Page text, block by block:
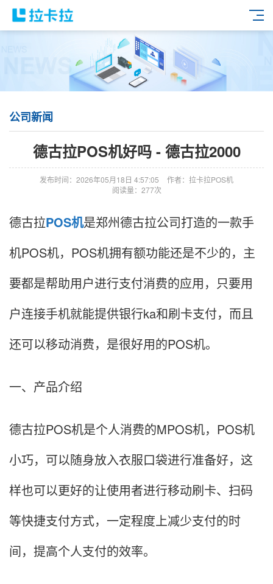
公司新闻
德古拉POS机好吗 - 德古拉2000
发布时间：2026年05月18日 4:57:05
作者：拉卡拉POS机
阅读量：277次
德古拉POS机是郑州德古拉公司打造的一款手
机POS机，POS机拥有额功能还是不少的，主
要都是帮助用户进行支付消费的应用，只要用
户连接手机就能提供银行ka和刷卡支付，而且
还可以移动消费，是很好用的POS机。
一、产品介绍
德古拉POS机是个人消费的MPOS机，POS机
小巧，可以随身放入衣服口袋进行准备好，这
样也可以更好的让使用者进行移动刷卡、扫码
等快捷支付方式，一定程度上减少支付的时
间，提高个人支付的效率。